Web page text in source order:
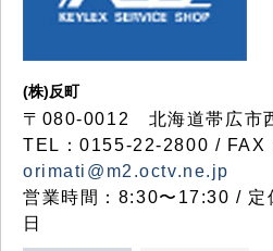
(株)反町
〒080-0012 北海道帯広市
TEL：0155-22-2800 / FAX
orimati@m2.octv.ne.jp
営業時間：8:30〜17:30 / 定
日